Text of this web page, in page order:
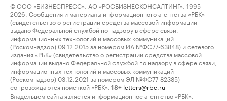
© ООО «БИЗНЕСПРЕСС», АО «РОСБИЗНЕСКОНСАЛТИНГ», 1995–
2026. Сообщения и материалы информационного агентства «РБК»
(свидетельство о регистрации средства массовой информации
выдано Федеральной службой по надзору в сфере связи,
информационных технологий и массовых коммуникаций
(Роскомнадзор) 09.12.2015 за номером ИА №ФС77-63848) и сетевого
издания «РБК» (свидетельство о регистрации средства массовой
информации выдано Федеральной службой по надзору в сфере связи,
информационных технологий и массовых коммуникаций
(Роскомнадзор) 03.12.2021 за номером ЭЛ №ФС77-82385)
сопровождаются пометкой «РБК».
18+ letters@rbc.ru
Владельцем сайта является информационное агентство «РБК».